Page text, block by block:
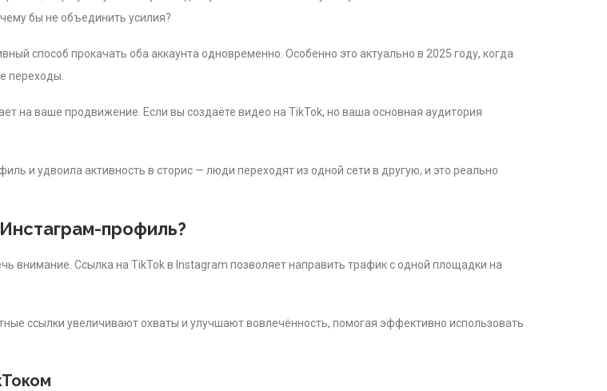
бы не объединить усилия?
способ прокачать оба аккаунта одновременно. Особенно это актуально в 2025 году, когда
переходы.
на ваше продвижение. Если вы создаёте видео на TikTok, но ваша основная аудитория
и удвоила активность в сторис — люди переходят из одной сети в другую, и это реально
профиль?
внимание. Ссылка на TikTok в Instagram позволяет направить трафик с одной площадки на
ссылки увеличивают охваты и улучшают вовлечённость, помогая эффективно использовать